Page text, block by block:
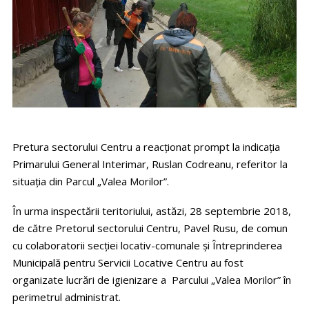
Pretura sectorului Centru a reacţionat prompt la indicaţia
Primarului General Interimar, Ruslan Codreanu, referitor la
situaţia din Parcul „Valea Morilor”.
În urma inspectării teritoriului, astăzi, 28 septembrie 2018,
de către Pretorul sectorului Centru, Pavel Rusu, de comun
cu colaboratorii secţiei locativ-comunale şi Întreprinderea
Municipală pentru Servicii Locative Centru au fost
organizate lucrări de igienizare a Parcului „Valea Morilor” în
perimetrul administrat.